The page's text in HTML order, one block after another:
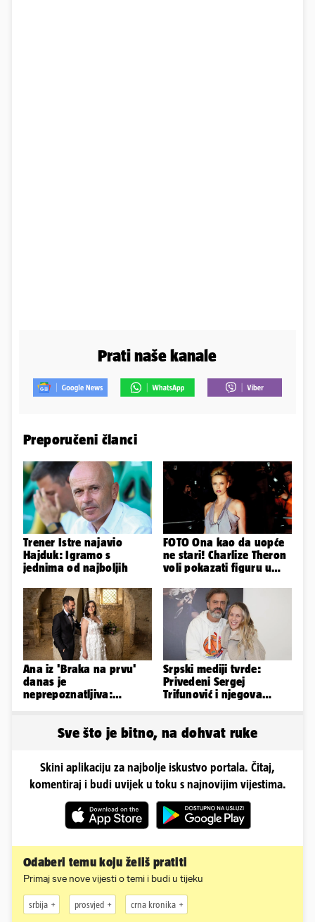
Prati naše kanale
Preporučeni članci
Trener Istre najavio
Hajduk: Igramo s
jednima od najboljih
FOTO Ona kao da uopće
ne stari! Charlize Theron
voli pokazati figuru u
Ana iz 'Braka na prvu'
danas je
neprepoznatljiva:
Srpski mediji tvrde:
Privedeni Sergej
Trifunović i njegova
Sve što je bitno, na dohvat ruke
Skini aplikaciju za najbolje iskustvo portala. Čitaj,
komentiraj i budi uvijek u toku s najnovijim vijestima.
Odaberi temu koju želiš pratiti
Primaj sve nove vijesti o temi i budi u tijeku
srbija prosvjed crna kronika